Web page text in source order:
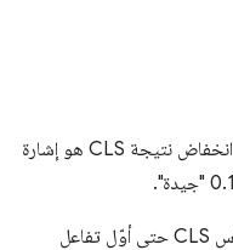
هي مقياس للثبات البصري. وهو يقيس مقدار تغيُّر محتوى الصفحة بشكل مرئي. إنّ انخفاض نتيجة CLS هو إشارة
يتم قياس متغيّرات التصميم التراكمية (CLS) في بيئة المختبر حتى نهاية تحميل الصفحة. أمّا في الميدان، فيمكنك قياس CLS حتى أوّل تفاعل